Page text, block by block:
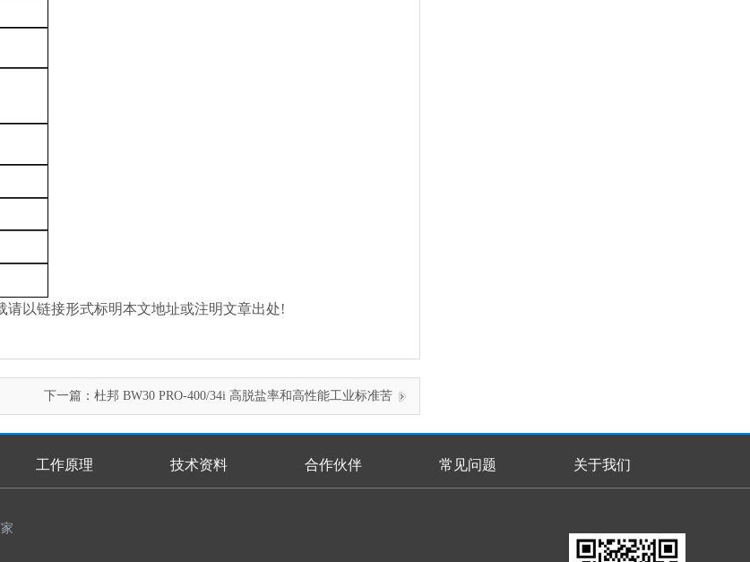
请以链接形式标明本文地址或注明文章出处!
下一篇： 杜邦 BW30 PRO-400/34i 高脱盐率和高性能工业标准苦
咸水反渗透膜技术参数
工作原理 技术资料 合作伙伴 常见问题 关于我们